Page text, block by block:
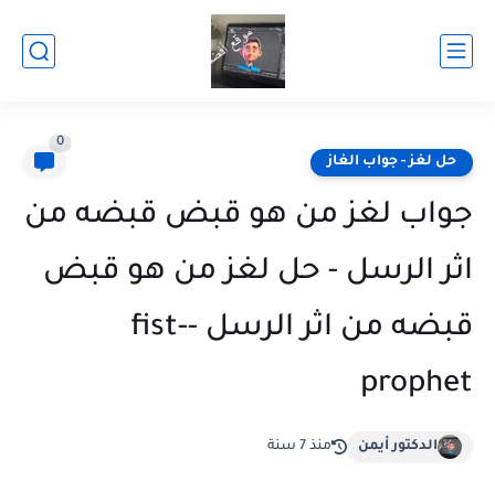
حل لغز - جواب الغاز
0
جواب لغز من هو قبض قبضه من
اثر الرسل - حل لغز من هو قبض
قبضه من اثر الرسل -fist-
prophet
الدكتور أيمن منذ 7 سنة